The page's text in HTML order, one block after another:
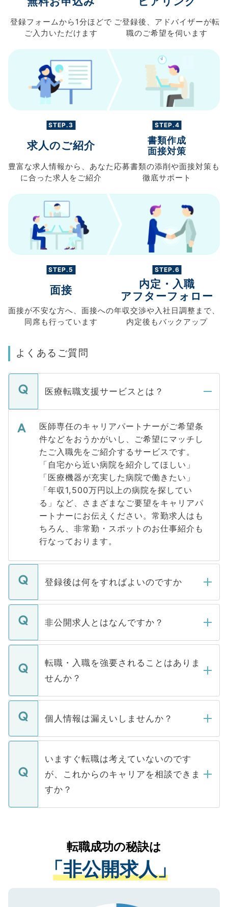
登録フォームから 1分ほどで
ご入力 いただけます
ご登録後、 アドバイザーが転
職のご希望を伺います
STEP.3
求人のご紹介
豊富な求人情報から、 あなた
に合った求人を ご紹介
STEP.4
書類作成
面接対策
応募書類の添削や面接対策も
徹底サポート
STEP.5
面接
面接が不安な方へ、 面接への
同席も行っています
STEP.6
内定・入職
アフターフォロー
年収交渉や入社日調整まで、
内定後もバックアップ
よくあるご質問
医療転職支援サービスとは？
医師専任のキャリアパートナーがご希望条
件などをおうかがいし、ご希望にマッチし
たご入職先をご紹介するサービスです。
「自宅から近い病院を紹介してほしい」
「医療機器が充実した病院で働きたい」
「年収1,500万円以上の病院を探してい
る」など、さまざまなご要望をキャリアパ
ートナーにお伝えください。常勤求人はも
ちろん、非常勤・スポットのお仕事紹介も
行なっております。
登録後は何をすればよいのですか
ご登録いただきましたら、弊社担当者がご
登録内容を確認し、その後メールもしくは
ます。通常、5営業日以内にはご連絡をせて
いただきますので、しばらくお待ちくださ
非公開求人とはなんですか？
マイナビDOCTORで取り扱っている求人の
うち約3割は、Webサイトからご覧いただ
けない「非公開求人」です。非公開求人は
下記の理由によって、一般には公開してい
ません。
■応募殺到を避けるため 人気のある医療機
関を公にしてしまうと、応募が殺到する場
に、医療機関が求める条件に合った人材の
みを人材紹介会社に依頼するケースが増え
ています。
転職・入職を強要されることはありま
せんか？
転職・入職を強要することは一切ありませ
ん。また、仮に応募先から内定をいただい
定を承諾する必要はありません。内定先へ
の辞退の連絡はキャリアパートナーが行い
個人情報は漏えいしませんか？
個人情報が漏えいすることはありませんの
で、ご安心ください。当サイトからの登録
などで収集したご登録者様の個人情報は、
ご本人のキャリアアップおよび転職活動の
支援を目的に使用いたします。お預かりし
ているすべての個人データはご本人の許可
は、個人情報の取り扱いについての厳密な
管理基準を満たした事業者のみに付与され
る、プライバシーマークを取得済みです。
いますぐ転職は考えていないのです
が、これからのキャリアを相談できま
すか？
かがいして、現在の医療機関の状況や紹介
経験をまじえながら、適切なアドバイスを
させていただきます。すぐにご転職をされ
ない方には、長期的なサポートが可能です
ので、まずはご登録ください。
転職成功の秘訣は
「非公開求人」